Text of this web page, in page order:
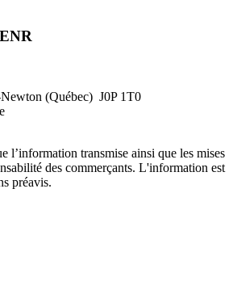
Newton (Québec) J0P 1T0
l’information transmise ainsi que les mises
des commerçants. L'information est
préavis.